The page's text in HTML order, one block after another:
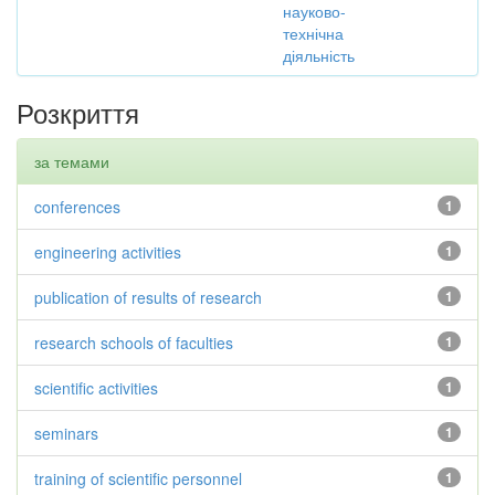
науково-
технічна
діяльність
Розкриття
за темами
1
conferences
1
engineering activities
1
publication of results of research
1
research schools of faculties
1
scientific activities
1
seminars
1
training of scientific personnel